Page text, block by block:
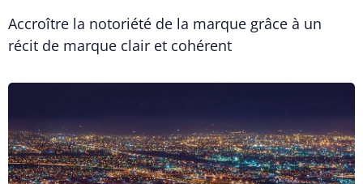
Accroître la notoriété de la marque grâce à un
récit de marque clair et cohérent